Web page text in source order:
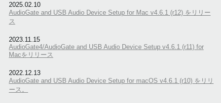
2025.02.10
AudioGate and USB Audio Device Setup for Mac v4.6.1 (r12) をリリー
ス
2023.11.15
AudioGate4/AudioGate and USB Audio Device Setup v4.6.1 (r11) for
Macをリリース
2022.12.13
AudioGate and USB Audio Device Setup for macOS v4.6.1 (r10) をリリ
ース。